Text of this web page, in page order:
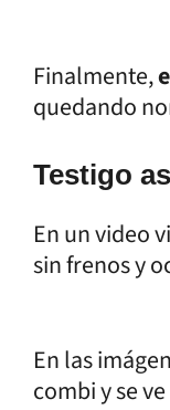
Finalmente,
quedando
Testigo
En un video
sin frenos y
En las
combi y se